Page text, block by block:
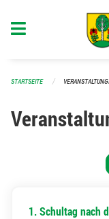
STARTSEITE
1. Schultag nach